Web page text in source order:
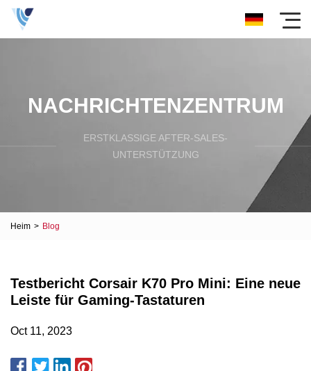
NACHRICHTENZENTRUM
ERSTKLASSIGE AFTER-SALES-
UNTERSTÜTZUNG
Heim > Blog
Testbericht Corsair K70 Pro Mini: Eine neue
Leiste für Gaming-Tastaturen
Oct 11, 2023